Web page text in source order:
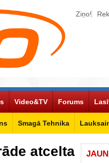
Ziņo!
Smagā Tehnika
Video&TV Forums
atcelta